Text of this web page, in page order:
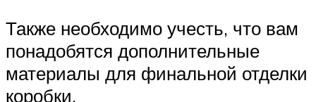
Также необходимо учесть, что вам
понадобятся дополнительные
материалы для финальной отделки
коробки.